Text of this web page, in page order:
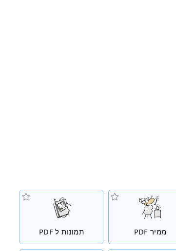
ממיר PDF תמונות ל PDF